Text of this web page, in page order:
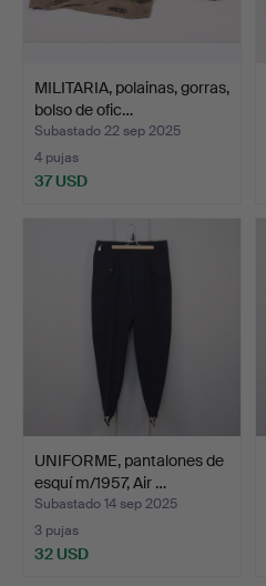
MILITARIA, polainas, gorras,
bolso de ofic…
Subastado 22 sep 2025
4 pujas
37 USD
UNIFORME, pantalones de
esquí m/1957, Air …
Subastado 14 sep 2025
3 pujas
32 USD